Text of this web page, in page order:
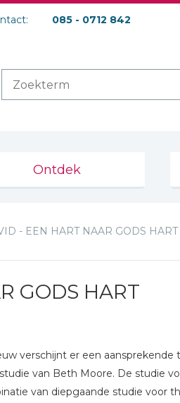
085 - 0712 842
Ontdek
- EEN HART NAAR GODS HART
GODS HART
verschijnt er een aansprekende
van Beth Moore. De studie
van diepgaande studie voor